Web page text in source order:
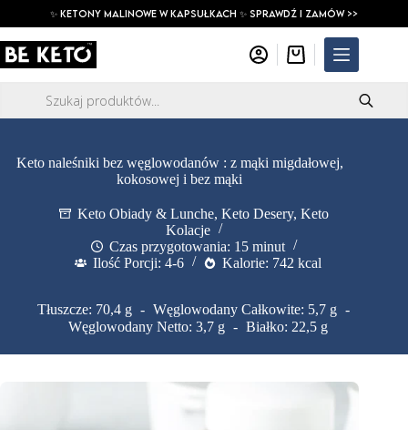
treści
✨ ketony malinowe w kapsułkach ✨ SPRAWDŹ I ZAMÓW >>
Koszyk
produktów
Keto naleśniki bez węglowodanów : z mąki migdałowej,
kokosowej i bez mąki
Keto Obiady & Lunche, Keto Desery, Keto
Kolacje
Czas przygotowania: 15 minut
Ilość Porcji: 4-6
Kalorie: 742 kcal
Tłuszcze: 70,4 g
Węglowodany Całkowite: 5,7 g
Węglowodany Netto: 3,7 g
Białko: 22,5 g